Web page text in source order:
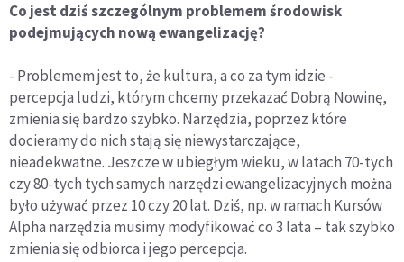
Co jest dziś szczególnym problemem środowisk
podejmujących nową ewangelizację?
- Problemem jest to, że kultura, a co za tym idzie -
percepcja ludzi, którym chcemy przekazać Dobrą Nowinę,
zmienia się bardzo szybko. Narzędzia, poprzez które
docieramy do nich stają się niewystarczające,
nieadekwatne. Jeszcze w ubiegłym wieku, w latach 70-tych
czy 80-tych tych samych narzędzi ewangelizacyjnych można
było używać przez 10 czy 20 lat. Dziś, np. w ramach Kursów
Alpha narzędzia musimy modyfikować co 3 lata – tak szybko
zmienia się odbiorca i jego percepcja.